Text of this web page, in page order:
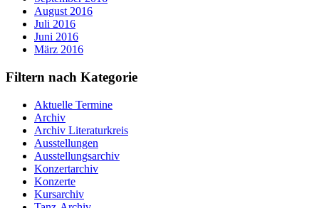
August 2016
Juli 2016
Juni 2016
März 2016
Filtern nach Kategorie
Aktuelle Termine
Archiv
Archiv Literaturkreis
Ausstellungen
Ausstellungsarchiv
Konzertarchiv
Konzerte
Kursarchiv